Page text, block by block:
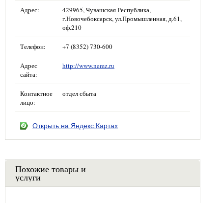
Адрес:
429965, Чувашская Республика,
г.Новочебоксарск, ул.Промышленная, д.61,
оф.210
Телефон: +7 (8352) 730-600
Адрес
сайта:
http://www.nemz.ru
Контактное
лицо:
отдел сбыта
Открыть на Яндекс.Картах
Похожие товары и
услуги